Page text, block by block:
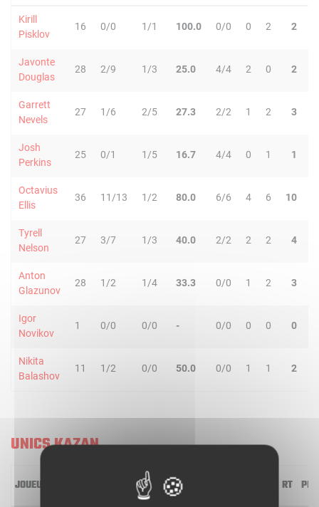
Kirill
Pisklov
16 0/0 1/1 100.0 0/0 0 2 2
Javonte
Douglas
28 2/9 1/3 25.0 4/4 2 0 2
Garrett
Nevels
27 1/6 2/5 27.3 2/2 1 2 3
Josh
Perkins
25 0/1 1/5 16.7 4/4 0 1 1
Octavius
Ellis
36 11/13 1/2 80.0 6/6 4 6 10
Tyrell
Nelson
27 3/7 1/3 40.0 2/2 2 2 4
Anton
Glazunov
28 1/2 1/4 33.3 0/0 1 2 3
Igor
Novikov
1 0/0 0/0 - 0/0 0 0 0
Nikita
Balashov
11 1/2 0/0 50.0 0/0 1 1 2
UNICS KAZAN
JOUEUR 3R/3T TR/TT RT PD